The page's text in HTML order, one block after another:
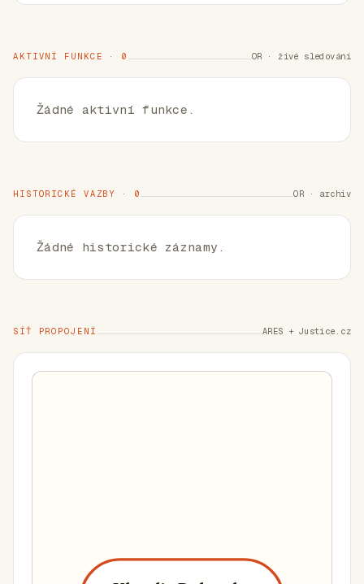
AKTIVNÍ FUNKCE · 0 OR · živé sledování
Žádné aktivní funkce.
HISTORICKÉ VAZBY · 0 OR · archiv
Žádné historické záznamy.
SÍŤ PROPOJENÍ ARES + Justice.cz